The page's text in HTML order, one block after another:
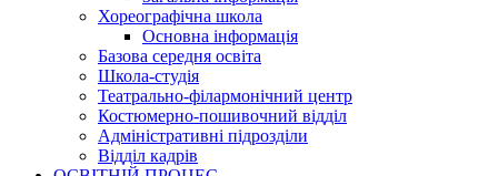
Хореографічна школа
Основна інформація
Базова середня освіта
Школа-студія
Театрально-філармонічний центр
Костюмерно-пошивочний відділ
Адміністративні підрозділи
Відділ кадрів